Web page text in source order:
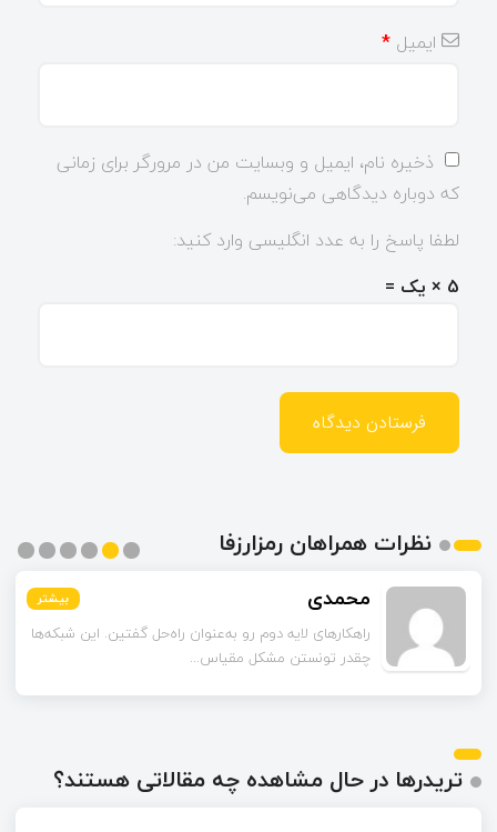
ایمیل *
ذخیره نام، ایمیل و وبسایت من در مرورگر برای زمانی
که دوباره دیدگاهی می‌نویسم.
لطفا پاسخ را به عدد انگلیسی وارد کنید:
5 × یک =
نظرات همراهان رمزارزفا
بیشتر محمدی بیشتر
راهکارهای لایه دوم رو به‌عنوان راه‌حل گفتین. این شبکه‌ها
چقدر تونستن مشکل مقیاس‌...
بیشتر
بیشتر
بیشتر
بیشتر
تریدرها در حال مشاهده چه مقالاتی هستند؟